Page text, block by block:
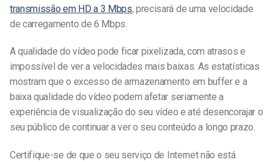
transmissão em HD a 3 Mbps, precisará de uma velocidade
de carregamento de 6 Mbps.
A qualidade do vídeo pode ficar pixelizada, com atrasos e
impossível de ver a velocidades mais baixas. As estatísticas
mostram que o excesso de armazenamento em buffer e a
baixa qualidade do vídeo podem afetar seriamente a
experiência de visualização do seu vídeo e até desencorajar o
seu público de continuar a ver o seu conteúdo a longo prazo.
Certifique-se de que o seu serviço de Internet não está